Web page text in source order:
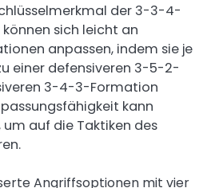
der 3-3-4-
sich leicht an
anpassen, indem sie je
einer defensiveren 3-5-2-
3-4-3-Formation
kann
auf die Taktiken des
Angriffsoptionen mit vier